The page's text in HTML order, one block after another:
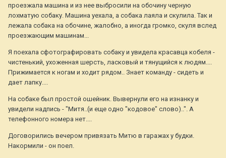
проезжала машина и из нее выбросили на обочину черную
лохматую собаку. Машина уехала, а собака лаяла и скулила. Так и
лежала собака на обочине, жалобно, а иногда громко, скуля вслед
проезжающим машинам...
Я поехала сфотографировать собаку и увидела красавца кобеля -
чистенький, ухоженная шерсть, ласковый и тянущийся к людям....
Прижимается к ногам и ходит рядом.. Знает команду - сидеть и
дает лапку....
На собаке был простой ошейник. Вывернули его на изнанку и
увидели надпись - "Митя..(и еще одно "кодовое" слово)..". А
телефонного номера нет....
Договорились вечером привязать Митю в гаражах у будки.
Накормили - он поел.